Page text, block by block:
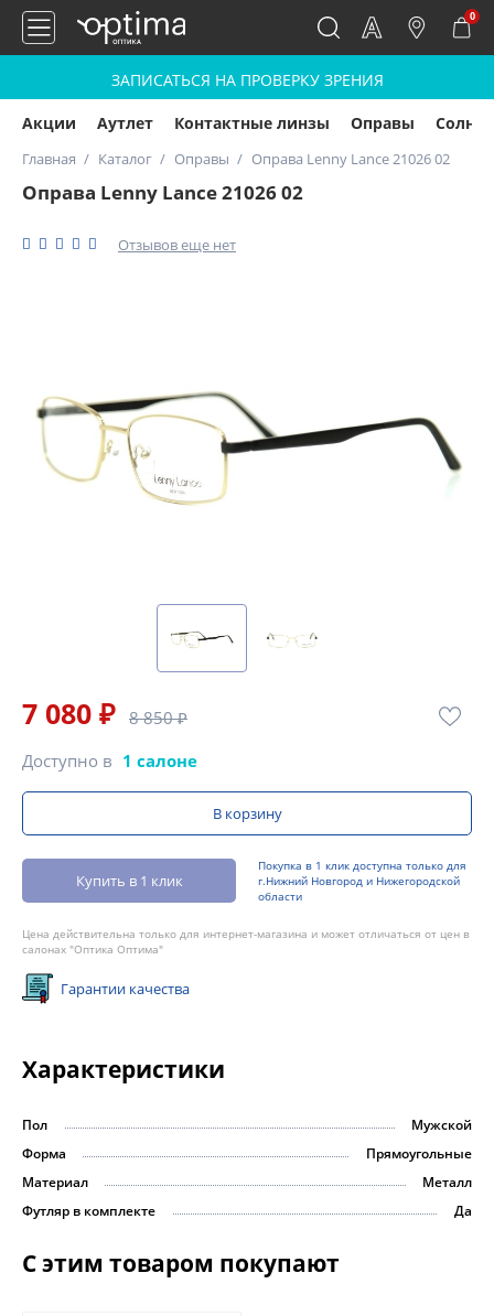
0
ЗАПИСАТЬСЯ НА ПРОВЕРКУ ЗРЕНИЯ
Акции Аутлет Контактные линзы Оправы
Главная Каталог Оправы Оправа Lenny Lance 21026 02
Оправа Lenny Lance 21026 02
Отзывов еще нет
7 080 ₽ 8 850 ₽
Доступно в 1 салоне
В корзину
Купить в 1 клик
Покупка в 1 клик доступна только для
г.Нижний Новгород и Нижегородской
области
Цена действительна только для интернет-магазина и может отличаться от цен в
салонах "Оптика Оптима"
Гарантии качества
Характеристики
Пол
Мужской
Форма
Прямоугольные
Материал
Металл
Футляр в комплекте
Да
С этим товаром покупают